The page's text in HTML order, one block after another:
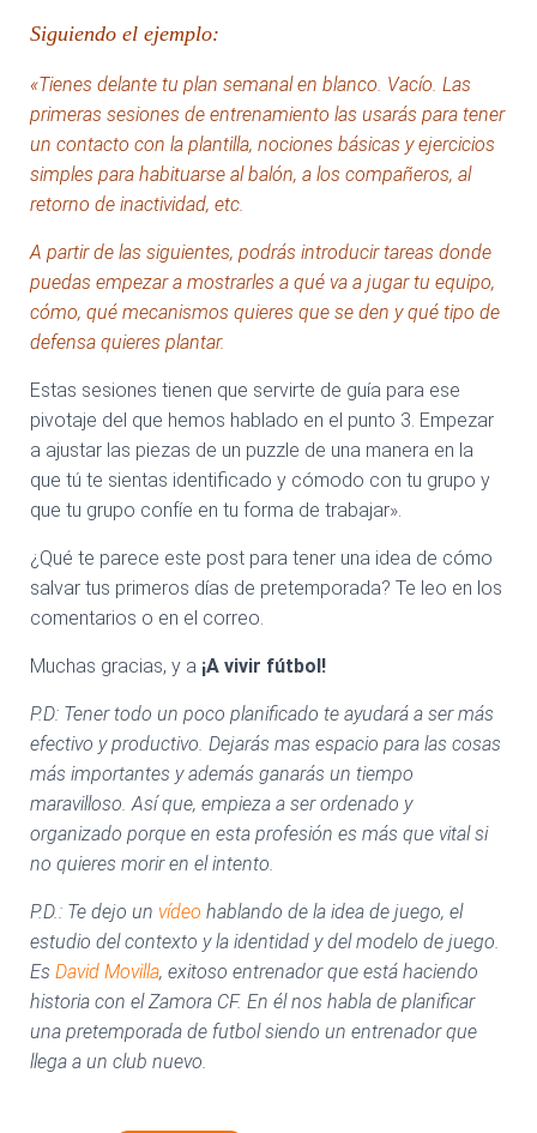
Siguiendo el ejemplo:
«Tienes delante tu plan semanal en blanco. Vacío. Las
primeras sesiones de entrenamiento las usarás para tener
un contacto con la plantilla, nociones básicas y ejercicios
simples para habituarse al balón, a los compañeros, al
retorno de inactividad, etc.
A partir de las siguientes, podrás introducir tareas donde
puedas empezar a mostrarles a qué va a jugar tu equipo,
cómo, qué mecanismos quieres que se den yqué tipo de
defensa quieres plantar.
Estas sesiones tienen que servirte de guía para ese
pivotaje del que hemos hablado en el punto 3. Empezar
a ajustar las piezas de un puzzle de una manera en la
que tú te sientas identificado y cómodo con tu grupo y
que tu grupo confíe en tu forma de trabajar».
¿Qué te parece este post para tener una idea de cómo
salvar tus primeros días de pretemporada? Te leo en los
comentarios o en el correo.
Muchas gracias, y a ¡A vivir fútbol!
P.D: Tener todo un poco planificado te ayudará a ser más
efectivo y productivo. Dejarás mas espacio para las cosas
más importantes y además ganarás un tiempo
maravilloso. Así que, empieza a ser ordenado y
organizado porque en esta profesión es más que vital si
no quieres morir en el intento.
P.D.: Te dejo un vídeo hablando de la idea de juego, el
estudio del contexto y la identidad y del modelo de juego.
Es David Movilla, exitoso entrenador que está haciendo
historia con el Zamora CF. En él nos habla de planificar
una pretemporada de futbol siendo un entrenador que
llega a un club nuevo.